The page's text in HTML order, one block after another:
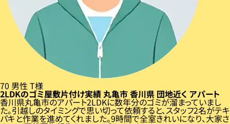
70 男性 T様
2LDKのゴミ屋敷片付け実績 丸亀市香川県 団地近く アパート
香川県丸亀市のアパート2LDKに数年分のゴミが溜まっていまし
た。引越しのタイミングで思い切って依頼すると、スタッフ2名がテキ
パキと作業を進めてくれました。9時間で全室きれいになり、大家さ